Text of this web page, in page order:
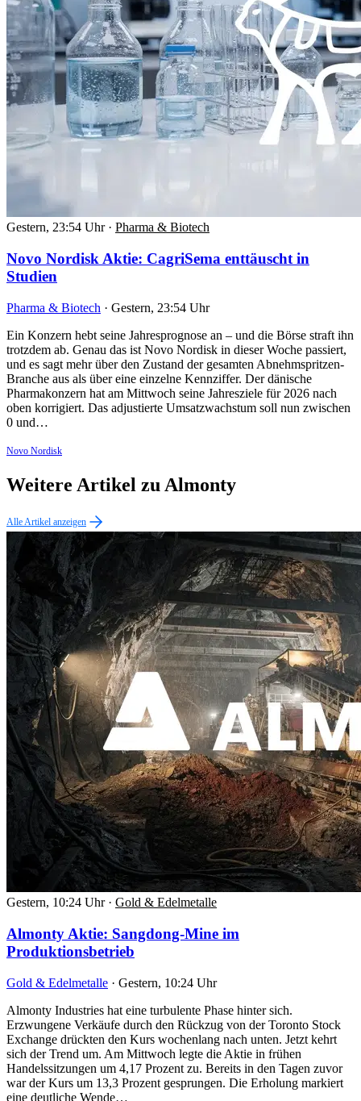
Gestern, 23:54 Uhr · Pharma & Biotech
Novo Nordisk Aktie: CagriSema enttäuscht in
Studien
Pharma & Biotech · Gestern, 23:54 Uhr
Ein Konzern hebt seine Jahresprognose an – und die Börse straft ihn
trotzdem ab. Genau das ist Novo Nordisk in dieser Woche passiert,
und es sagt mehr über den Zustand der gesamten Abnehmspritzen-
Branche aus als über eine einzelne Kennziffer. Der dänische
Pharmakonzern hat am Mittwoch seine Jahresziele für 2026 nach
oben korrigiert. Das adjustierte Umsatzwachstum soll nun zwischen
0 und…
Novo Nordisk
Weitere Artikel zu Almonty
Alle Artikel anzeigen
Gestern, 10:24 Uhr · Gold & Edelmetalle
Almonty Aktie: Sangdong-Mine im
Produktionsbetrieb
Gold & Edelmetalle · Gestern, 10:24 Uhr
Almonty Industries hat eine turbulente Phase hinter sich.
Erzwungene Verkäufe durch den Rückzug von der Toronto Stock
Exchange drückten den Kurs wochenlang nach unten. Jetzt kehrt
sich der Trend um. Am Mittwoch legte die Aktie in frühen
Handelssitzungen um 4,17 Prozent zu. Bereits in den Tagen zuvor
war der Kurs um 13,3 Prozent gesprungen. Die Erholung markiert
eine deutliche Wende…